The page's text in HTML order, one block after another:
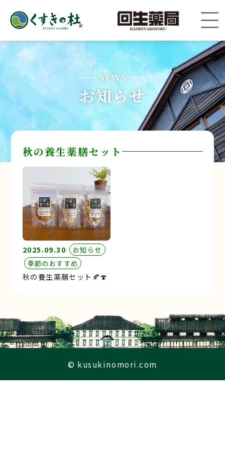
NEWS
お知らせ
秋の養生薬膳セット
2025.09.30
お知らせ
季節のおすすめ
秋の養生薬膳セット🍂🍄
© kusukinomori.com